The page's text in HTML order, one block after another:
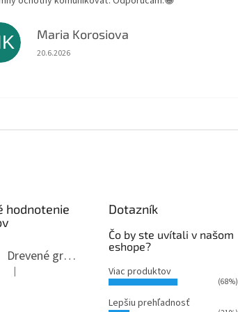
Maria Korosiova
Hodnotenie obchodu je 5 z 5 hviezdičiek.
20.6.2026
hodnotenie
Drevené gravírované trofeje - ocenenia na mieru
Hodnotenie produktu je 5 z 5 hviezdičiek.
|
Dotazník
Čo by ste uvítali v našom
eshope?
Viac produktov
(68%)
Lepšiu prehľadnosť